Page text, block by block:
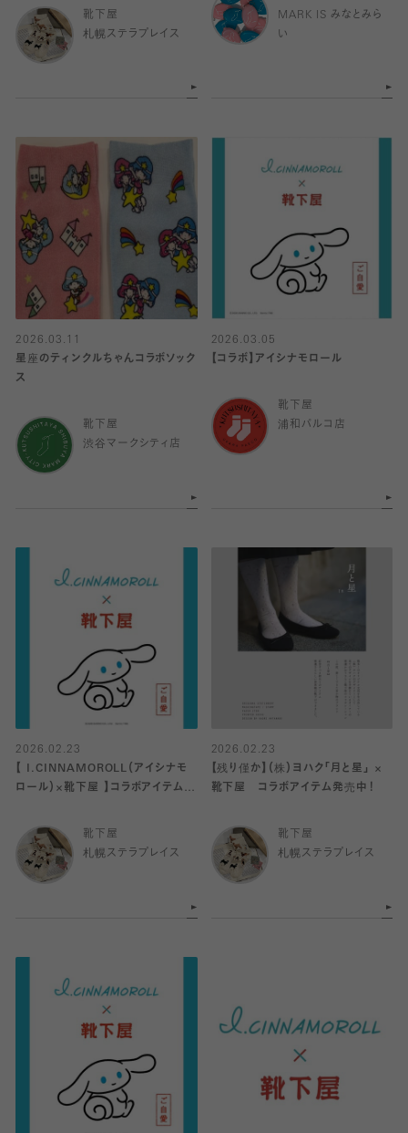
靴下屋
札幌ステラプレイス
MARK IS みなとみら
い
2026.03.11
星座のティンクルちゃんコラボソック
ス
靴下屋
渋谷マークシティ店
2026.03.05
【コラボ】アイシナモロール
靴下屋
浦和パルコ店
2026.02.23
【 I.CINNAMOROLL（アイシナモ
ロール）×靴下屋 】コラボアイテム発
靴下屋
札幌ステラプレイス
2026.02.23
【残り僅か】（株）ヨハク「月と星」 ×
靴下屋 コラボアイテム発売中！
靴下屋
札幌ステラプレイス